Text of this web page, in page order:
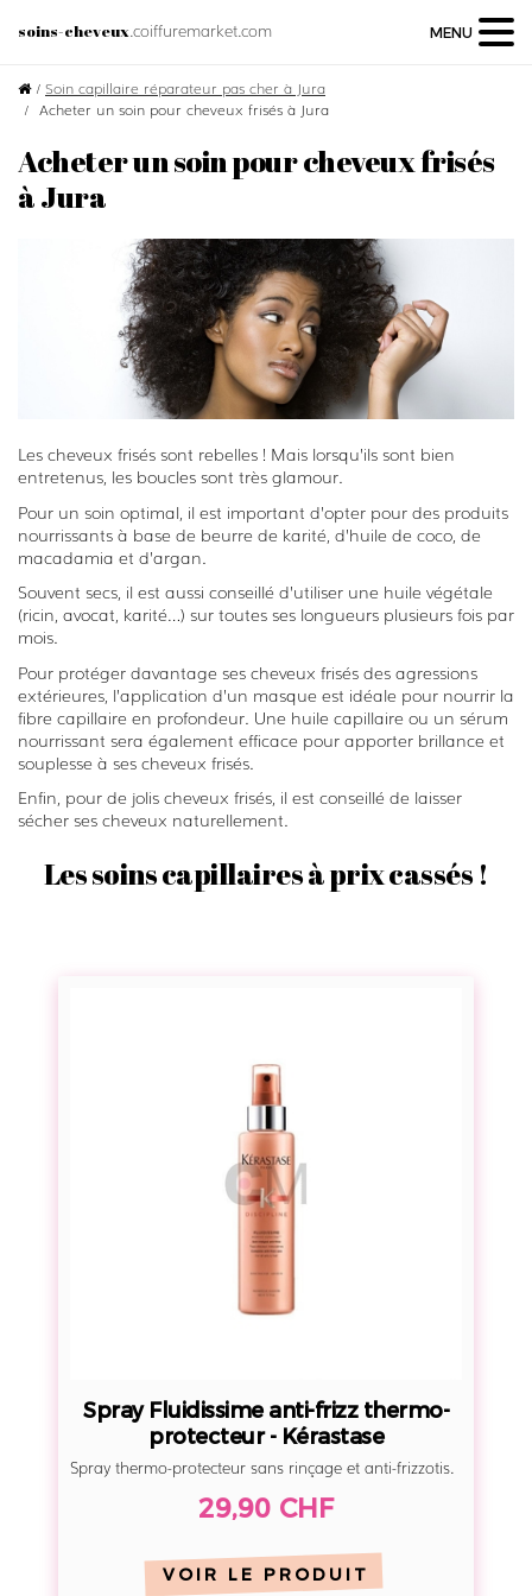
soins-cheveux.coiffuremarket.com MENU
/ Soin capillaire réparateur pas cher à Jura
Acheter un soin pour cheveux frisés à Jura
Acheter un soin pour cheveux frisés
à Jura
Les cheveux frisés sont rebelles ! Mais lorsqu’ils sont bien
entretenus, les boucles sont très glamour.
Pour un soin optimal, il est important d’opter pour des produits
nourrissants à base de beurre de karité, d’huile de coco, de
macadamia et d’argan.
Souvent secs, il est aussi conseillé d’utiliser une huile végétale
(ricin, avocat, karité…) sur toutes ses longueurs plusieurs fois par
mois.
Pour protéger davantage ses cheveux frisés des agressions
extérieures, l’application d’un masque est idéale pour nourrir la
fibre capillaire en profondeur. Une huile capillaire ou un sérum
nourrissant sera également efficace pour apporter brillance et
souplesse à ses cheveux frisés.
Enfin, pour de jolis cheveux frisés, il est conseillé de laisser
sécher ses cheveux naturellement.
Les soins capillaires à prix cassés !
a
y
F
l
u
i
d
i
m
n
i
Spray Fluidissime anti-frizz thermo-
protecteur - Kérastase
Spray thermo-protecteur sans rinçage et anti-frizzotis.
29,90 CHF
VOIR LE PRODUIT